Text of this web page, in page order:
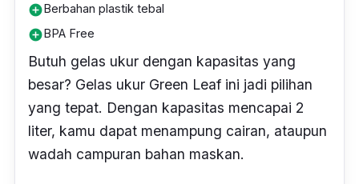
add_circleBerbahan plastik tebal
add_circleBPA Free
Butuh gelas ukur dengan kapasitas yang
besar? Gelas ukur Green Leaf ini jadi pilihan
yang tepat. Dengan kapasitas mencapai 2
liter, kamu dapat menampung cairan, ataupun
wadah campuran bahan maskan.